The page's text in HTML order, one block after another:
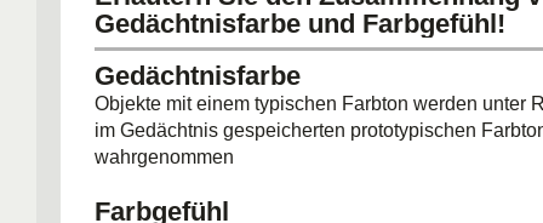
Gedächtnisfarbe und Farbgefühl!
Gedächtnisfarbe
Objekte mit einem typischen Farbton werden unter
im Gedächtnis gespeicherten prototypischen
wahrgenommen
Farbgefühl